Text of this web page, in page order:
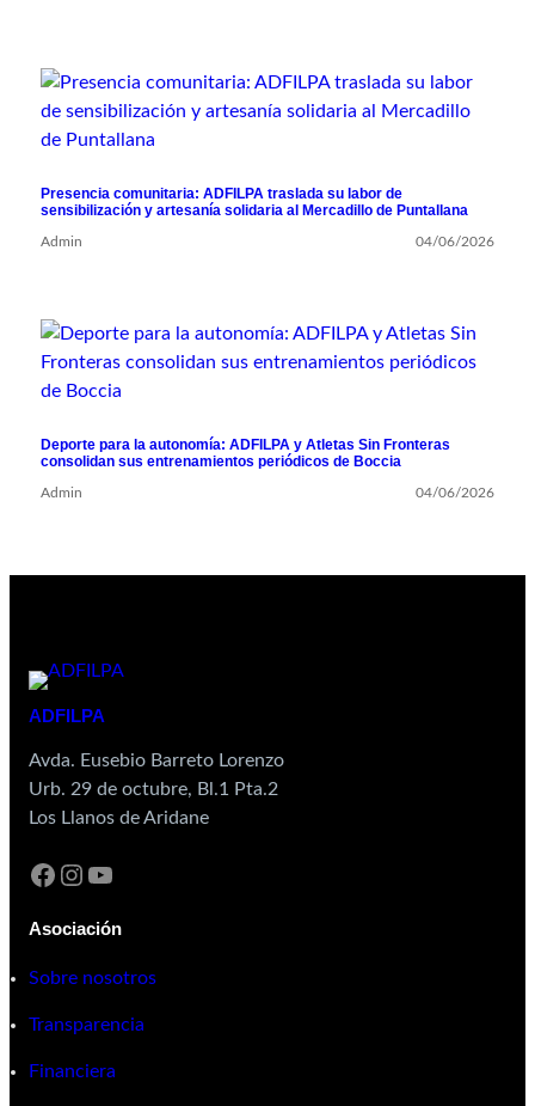
Presencia comunitaria: ADFILPA traslada su labor de
sensibilización y artesanía solidaria al Mercadillo de Puntallana
Admin 04/06/2026
Deporte para la autonomía: ADFILPA y Atletas Sin Fronteras
consolidan sus entrenamientos periódicos de Boccia
Admin 04/06/2026
ADFILPA
Avda. Eusebio Barreto Lorenzo
Urb. 29 de octubre, Bl.1 Pta.2
Los Llanos de Aridane
Asociación
Sobre nosotros
Transparencia
Financiera